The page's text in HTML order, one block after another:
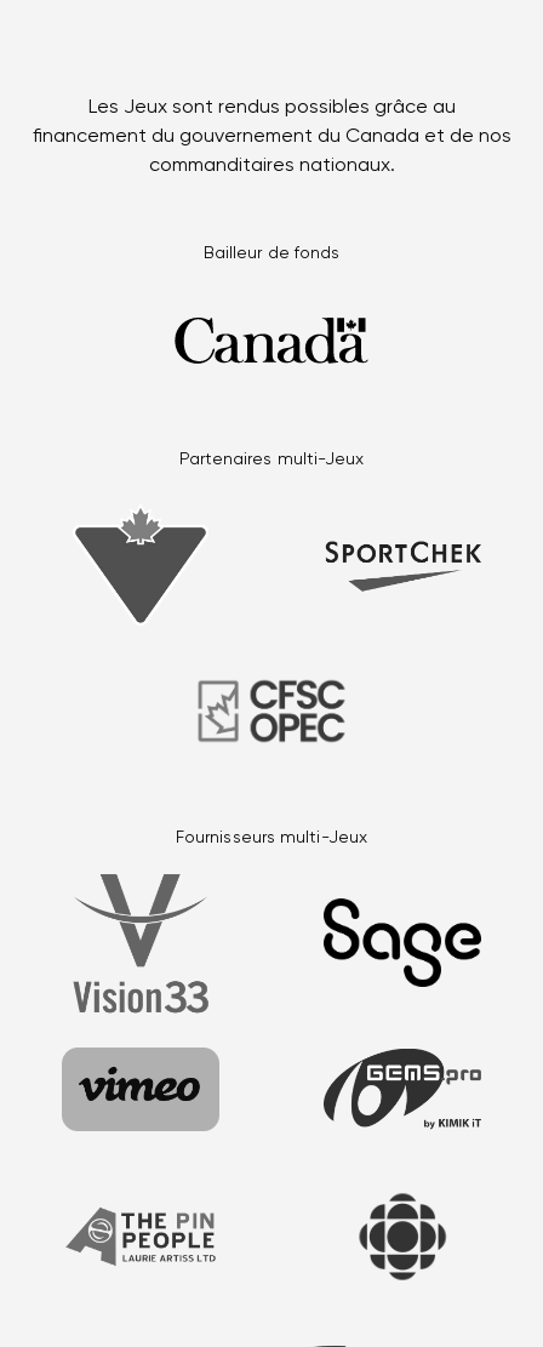
Les Jeux sont rendus possibles grâce au
financement du gouvernement du Canada et de nos
commanditaires nationaux.
Bailleur de fonds
Partenaires multi-Jeux
Fournisseurs multi-Jeux